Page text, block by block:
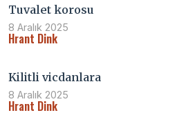
Tuvalet korosu
8 Aralık 2025
Hrant Dink
Kilitli vicdanlara
8 Aralık 2025
Hrant Dink